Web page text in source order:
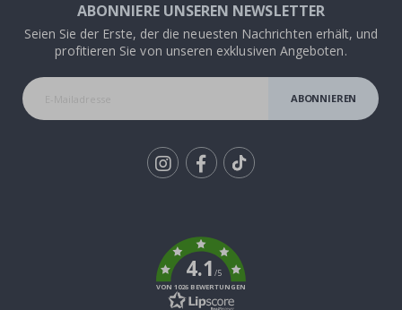
ABONNIERE UNSEREN NEWSLETTER
Seien Sie der Erste, der die neuesten Nachrichten erhält, und
profitieren Sie von unseren exklusiven Angeboten.
ABONNIEREN
4.1/5
VON 1026 BEWERTUNGEN